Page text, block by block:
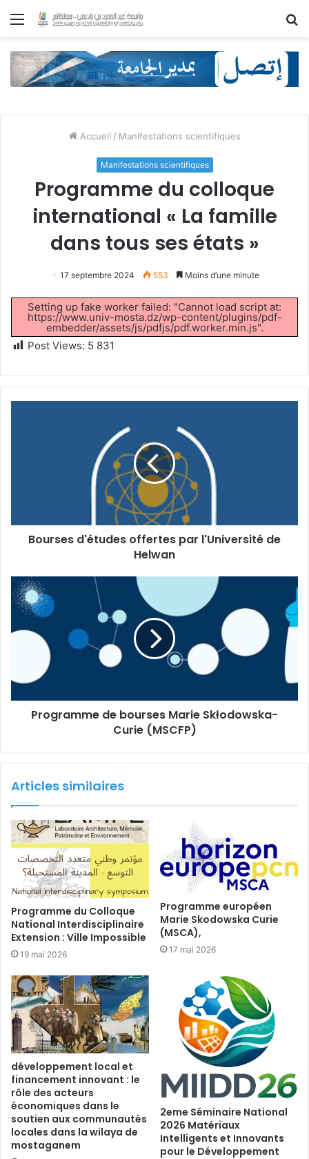
Menu
Accueil / Manifestations scientifiques
Manifestations scientifiques
Programme du colloque
international « La famille
dans tous ses états »
17 septembre 2024 553 Moins d’une minute
Setting up fake worker failed: "Cannot load script at:
https://www.univ-mosta.dz/wp-content/plugins/pdf-
embedder/assets/js/pdfjs/pdf.worker.min.js".
Post Views: 5 831
Bourses d'études offertes par l'Université de
Helwan
Programme de bourses Marie Skłodowska-
Curie (MSCFP)
Articles similaires
Programme du Colloque
National Interdisciplinaire
Extension : Ville Impossible
19 mai 2026
Programme européen
Marie Skodowska Curie
(MSCA),
17 mai 2026
développement local et
financement innovant : le
rôle des acteurs
économiques dans le
soutien aux communautés
locales dans la wilaya de
mostaganem
2eme Séminaire National
2026 Matériaux
Intelligents et Innovants
pour le Développement